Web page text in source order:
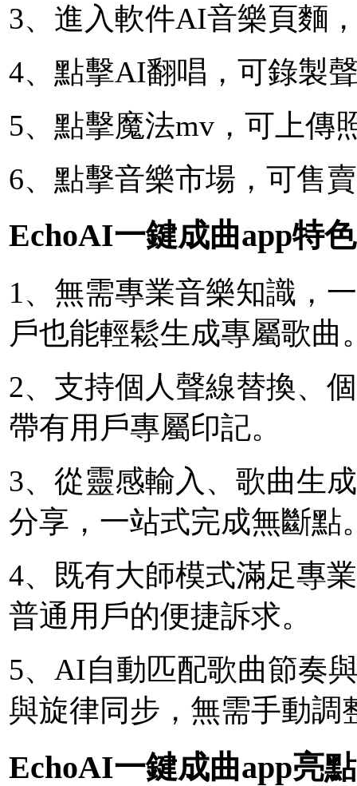
3、進入軟件AI音樂頁麵
4、點擊AI翻唱，可錄製
5、點擊魔法mv，可上傳
6、點擊音樂市場，可售
EchoAI一鍵成曲app特色
1、無需專業音樂知識，
戶也能輕鬆生成專屬歌曲
2、支持個人聲線替換、
帶有用戶專屬印記。
3、從靈感輸入、歌曲生
分享，一站式完成無斷點
4、既有大師模式滿足專
普通用戶的便捷訴求。
5、AI自動匹配歌曲節奏
與旋律同步，無需手動調
EchoAI一鍵成曲app亮點